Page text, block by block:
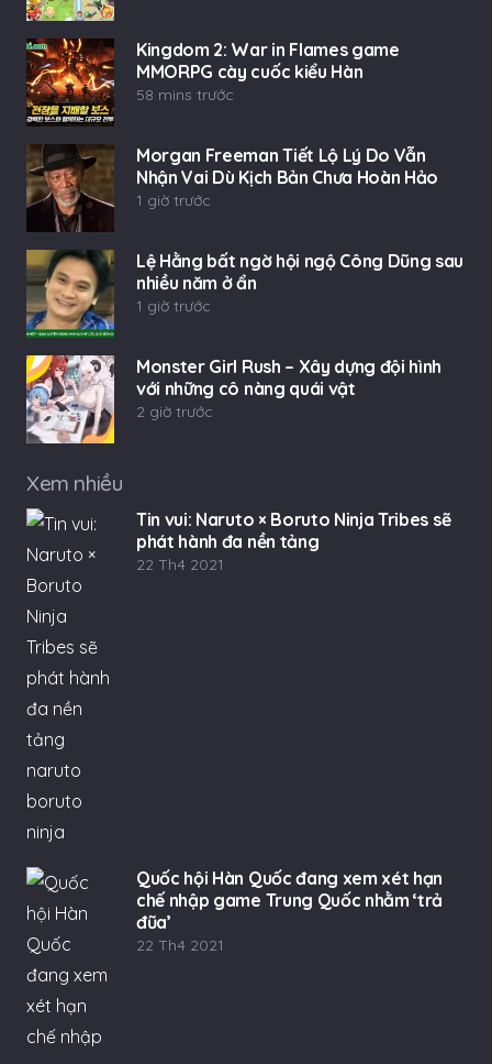
Kingdom 2: War in Flames game
MMORPG cày cuốc kiểu Hàn
58 mins trước
Morgan Freeman Tiết Lộ Lý Do Vẫn
Nhận Vai Dù Kịch Bản Chưa Hoàn Hảo
1 giờ trước
Lệ Hằng bất ngờ hội ngộ Công Dũng sau
nhiều năm ở ẩn
1 giờ trước
Monster Girl Rush – Xây dựng đội hình
với những cô nàng quái vật
2 giờ trước
Xem nhiều
Tin vui: Naruto × Boruto Ninja Tribes sẽ
phát hành đa nền tảng
22 Th4 2021
Quốc hội Hàn Quốc đang xem xét hạn
chế nhập game Trung Quốc nhằm ‘trả
đũa’
22 Th4 2021